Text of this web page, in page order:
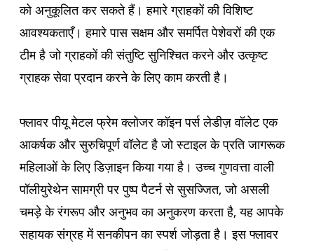
को अनुकूलित कर सकते हैं। हमारे ग्राहकों की विशिष्ट
आवश्यकताएँ। हमारे पास सक्षम और समर्पित पेशेवरों की एक
टीम है जो ग्राहकों की संतुष्टि सुनिश्चित करने और उत्कृष्ट
ग्राहक सेवा प्रदान करने के लिए काम करती है।
फ्लावर पीयू मेटल फ्रेम क्लोजर कॉइन पर्स लेडीज़ वॉलेट एक
आकर्षक और सुरुचिपूर्ण वॉलेट है जो स्टाइल के प्रति जागरूक
महिलाओं के लिए डिज़ाइन किया गया है। उच्च गुणवत्ता वाली
पॉलीयुरेथेन सामग्री पर पुष्प पैटर्न से सुसज्जित, जो असली
चमड़े के रंगरूप और अनुभव का अनुकरण करता है, यह आपके
सहायक संग्रह में सनकीपन का स्पर्श जोड़ता है। इस फ्लावर